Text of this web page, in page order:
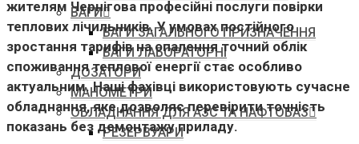
ВАГИ
ВАГИ ЗАГАЛЬНОГО ПРИЗНАЧЕННЯ
ВАГИ ЛАБОРАТОРНІ
ДОЗАТОРИ
МАНОМЕТРИ
ОБЛАДНАННЯ ДЛЯ АЗС ТА НАФТОБАЗ
РЕЗЕРВУАРИ
жителям Чернігова професійні послуги повірки
теплових лічильників. У умовах постійного
зростання тарифів на опалення точний облік
споживання теплової енергії стає особливо
актуальним. Наші фахівці використовують сучасне
обладнання, яке дозволяє перевірити точність
показань без демонтажу приладу.